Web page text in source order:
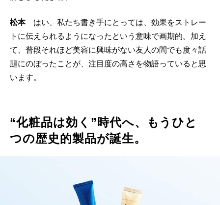
松本はい、私たち書き手にとっては、効果をストレー
トに伝えられるようになったという意味で画期的。加え
て、普段それほど美容に興味がない友人の間でも度々話
題にのぼったことが、注目度の高さを物語っていると思
います。
“化粧品は効く”時代へ、もうひと
つの歴史的製品が誕生。